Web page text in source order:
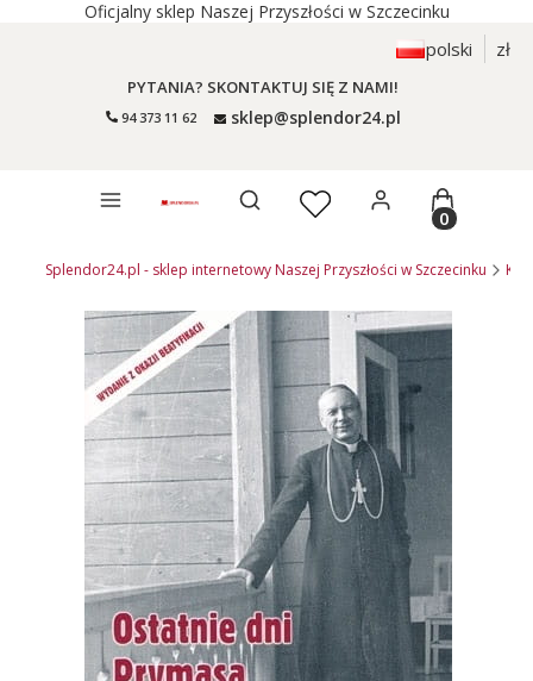
Oficjalny sklep Naszej Przyszłości w Szczecinku
polski zł
PYTANIA? SKONTAKTUJ SIĘ Z NAMI!
94 373 11 62 sklep@splendor24.pl
Otwórz wyszukiwarkęProdukty
Splendor24.pl - sklep internetowy Naszej Przyszłości w Szczecinku